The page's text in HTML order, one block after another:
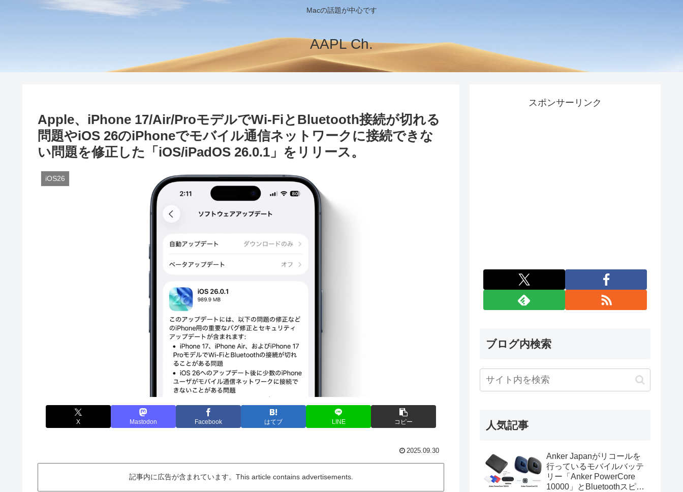
Macの話題が中心です
AAPL Ch.
Apple、iPhone 17/Air/ProモデルでWi-FiとBluetooth接続が切れる
問題やiOS 26のiPhoneでモバイル通信ネットワークに接続できな
い問題を修正した「iOS/iPadOS 26.0.1」をリリース。
iOS26
X Mastodon Facebook はてブ LINE コピー
2025.09.30
記事内に広告が含まれています。This article contains advertisements.
スポンサーリンク
ブログ内検索
人気記事
Anker Japanがリコールを
行っているモバイルバッテ
リー「Anker PowerCore
10000」とBluetoothスピー